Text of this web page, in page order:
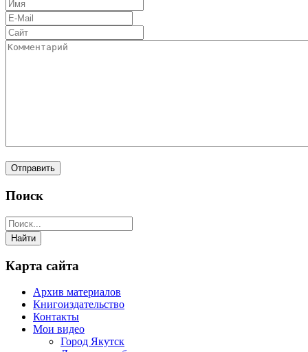
Поиск
Карта сайта
Архив материалов
Книгоиздательство
Контакты
Мои видео
Город Якутск